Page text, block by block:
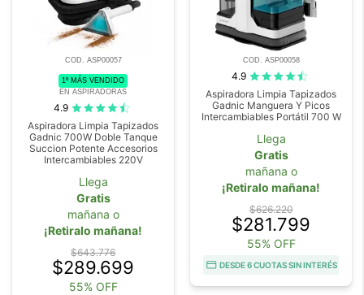
COD. ASP00057
1º MÁS VENDIDO
EN ASPIRADORAS
4.9
Aspiradora Limpia Tapizados
Gadnic 700W Doble Tanque
Succion Potente Accesorios
Intercambiables 220V
Llega
Gratis
mañana o
¡Retiralo mañana!
$643.776
$289.699
55% OFF
COD. ASP00058
4.9
Aspiradora Limpia Tapizados
Gadnic Manguera Y Picos
Intercambiables Portátil 700 W
Llega
Gratis
mañana o
¡Retiralo mañana!
$626.220
$281.799
55% OFF
DESDE 6 CUOTAS SIN INTERÉS